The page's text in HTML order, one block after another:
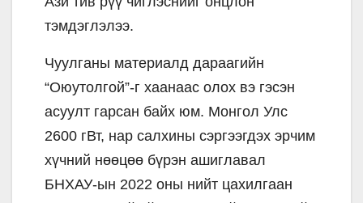
тэмдэглэлээ.
Чуулганы материалд дараагийн
“Оюутолгой”-г хаанаас олох вэ гэсэн
асуулт гарсан байх юм. Монгол Улс
2600 гВт, нар салхины сэргээгдэх эрчим
хүчний нөөцөө бүрэн ашиглавал
БНХАУ-ын 2022 оны нийт цахилгаан